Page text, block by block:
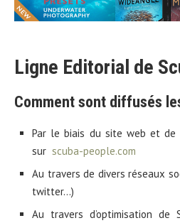
Ligne Editorial de
Comment sont diffusés
Par le biais du site web et
sur scuba-people.com
Au travers de divers réseaux
twitter…)
Au travers d’optimisation de